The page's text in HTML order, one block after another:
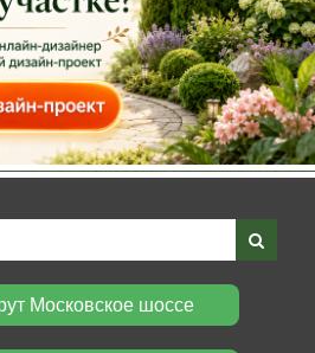
Московское шоссе